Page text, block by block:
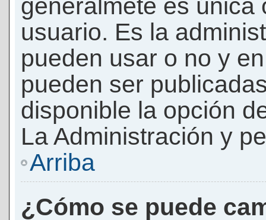
generalmete es única
usuario. Es la
pueden usar o no y
pueden ser
disponible la opción
La Administración y
Arriba
¿Cómo se puede